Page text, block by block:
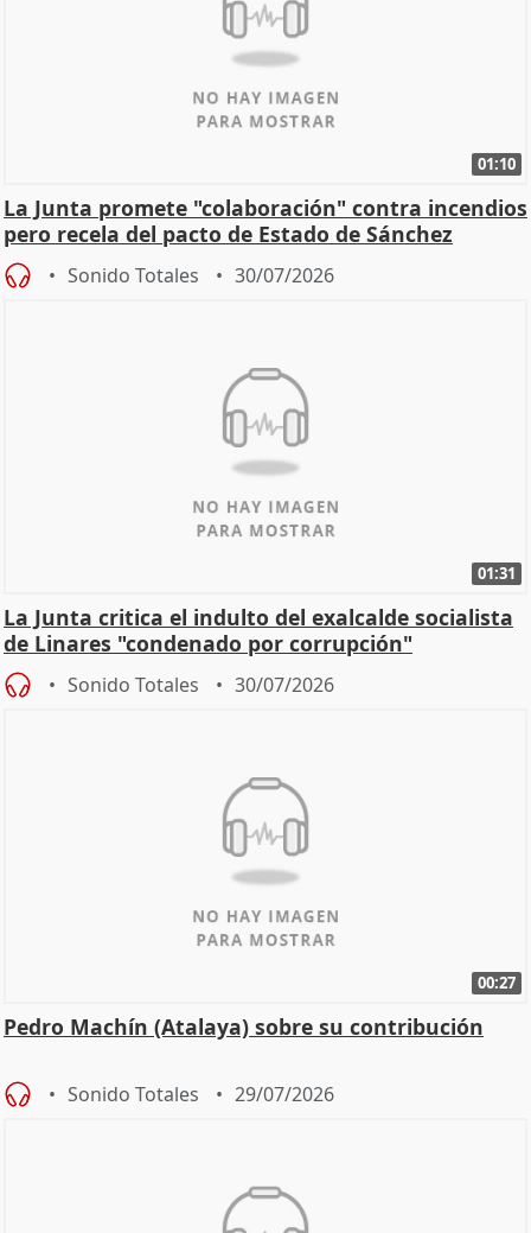
01:10
La Junta promete "colaboración" contra incendios
pero recela del pacto de Estado de Sánchez
Sonido Totales 30/07/2026
01:31
La Junta critica el indulto del exalcalde socialista
de Linares "condenado por corrupción"
Sonido Totales 30/07/2026
00:27
Pedro Machín (Atalaya) sobre su contribución
Sonido Totales 29/07/2026